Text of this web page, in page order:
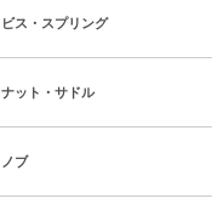
ビス・スプリング
ナット・サドル
ノブ